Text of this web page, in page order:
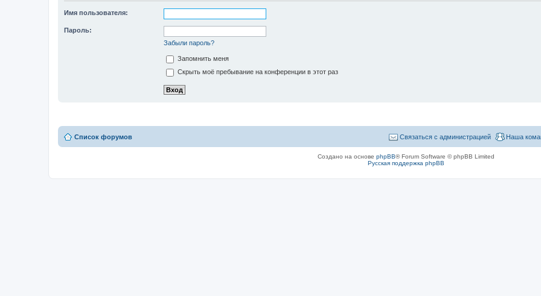
Имя пользователя:
Пароль:
Забыли пароль?
Запомнить меня
Скрыть моё пребывание на конференции в этот раз
Список форумов Наша
Связаться с администрацией
Создано на основе phpBB® Forum Software © phpBB Limited
Русская поддержка phpBB